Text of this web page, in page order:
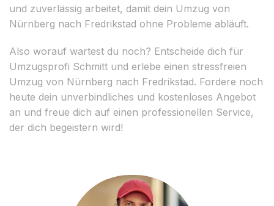
und zuverlässig arbeitet, damit dein Umzug von
Nürnberg nach Fredrikstad ohne Probleme abläuft.
Also worauf wartest du noch? Entscheide dich für
Umzugsprofi Schmitt und erlebe einen stressfreien
Umzug von Nürnberg nach Fredrikstad. Fordere noch
heute dein unverbindliches und kostenloses Angebot
an und freue dich auf einen professionellen Service,
der dich begeistern wird!